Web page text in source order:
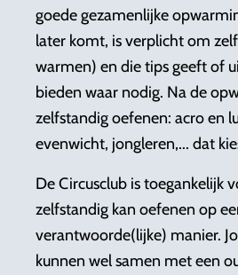
goede gezamenlijke
later komt, is verplicht om
warmen) en die tips geeft of
bieden waar nodig. Na de
zelfstandig oefenen: acro en
evenwicht, jongleren,... dat
De Circusclub is toegankelijk
zelfstandig kan oefenen op
verantwoorde(lijke) manier.
kunnen wel samen met een